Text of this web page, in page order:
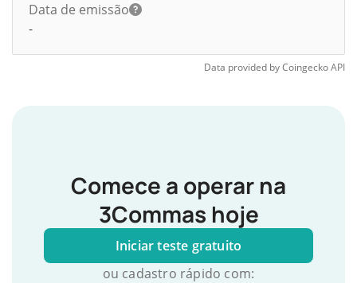
Data de emissão
-
Data provided byCoingeckoAPI
Comece a operar na
3Commas hoje
Iniciar teste gratuito
ou cadastro rápido com: